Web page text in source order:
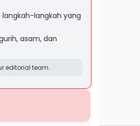
langkah yang
asam, dan
editorial team.